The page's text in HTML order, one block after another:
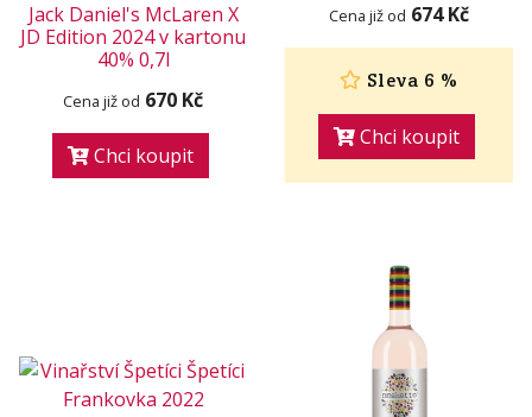
Jack Daniel's McLaren X
JD Edition 2024 v kartonu
40% 0,7l
Cena již od 670 Kč
Chci koupit
Cena již od 674 Kč
Sleva 6 %
Chci koupit